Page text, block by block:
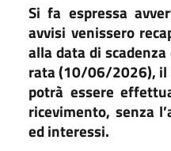
Si fa espressa
avvisi venissero
alla data di
rata (10/06/2026), il
potrà essere
ricevimento, senza
ed interessi.